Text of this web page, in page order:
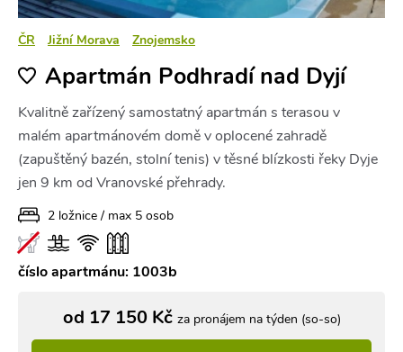
ČR Jižní Morava Znojemsko
Apartmán Podhradí nad Dyjí
Kvalitně zařízený samostatný apartmán s terasou v
malém apartmánovém domě v oplocené zahradě
(zapuštěný bazén, stolní tenis) v těsné blízkosti řeky Dyje
jen 9 km od Vranovské přehrady.
2 ložnice / max 5 osob
číslo apartmánu: 1003b
od 17 150 Kč za pronájem na týden (so-so)